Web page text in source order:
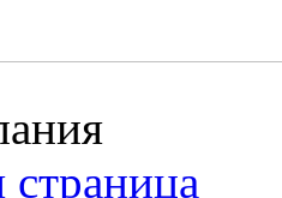
страница